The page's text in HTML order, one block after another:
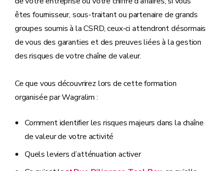
êtes fournisseur, sous-traitant ou partenaire de grands
groupes soumis à la CSRD, ceux-ci attendront désormais
de vous des garanties et des preuves liées à la gestion
des risques de votre chaîne de valeur.
Ce que vous découvrirez lors de cette formation
organisée par Wagralim :
Comment identifier les risques majeurs dans la chaîne
de valeur de votre activité
Quels leviers d’atténuation activer